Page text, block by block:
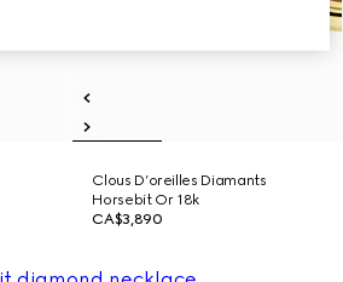
Clous D’oreilles Diamants
Horsebit Or 18k
CA$3,890